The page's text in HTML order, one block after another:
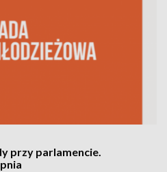
przy parlamencie.